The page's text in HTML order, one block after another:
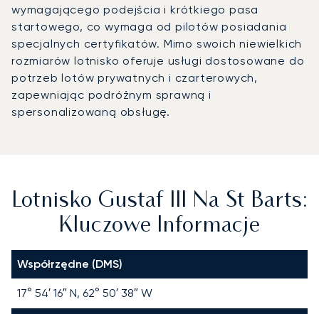
wymagającego podejścia i krótkiego pasa
startowego, co wymaga od pilotów posiadania
specjalnych certyfikatów. Mimo swoich niewielkich
rozmiarów lotnisko oferuje usługi dostosowane do
potrzeb lotów prywatnych i czarterowych,
zapewniając podróżnym sprawną i
spersonalizowaną obsługę.
Lotnisko Gustaf III Na St Barts:
Kluczowe Informacje
Współrzędne (DMS)
17° 54′ 16″ N, 62° 50′ 38″ W